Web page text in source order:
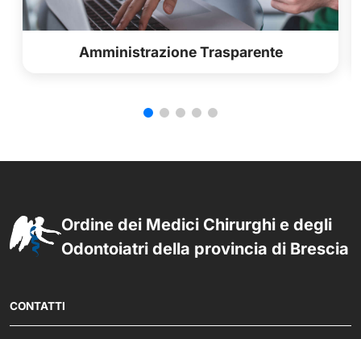
Amministrazione Trasparente
Ordine dei Medici Chirurghi e degli
Odontoiatri della provincia di Brescia
CONTATTI